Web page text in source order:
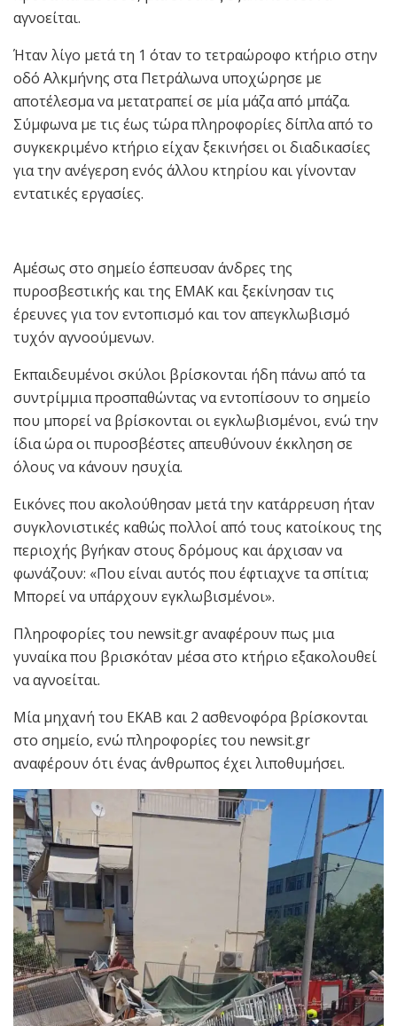
αγνοείται.
Ήταν λίγο μετά τη 1 όταν το τετραώροφο κτήριο στην
οδό Αλκμήνης στα Πετράλωνα υποχώρησε με
αποτέλεσμα να μετατραπεί σε μία μάζα από μπάζα.
Σύμφωνα με τις έως τώρα πληροφορίες δίπλα από το
συγκεκριμένο κτήριο είχαν ξεκινήσει οι διαδικασίες
για την ανέγερση ενός άλλου κτηρίου και γίνονταν
εντατικές εργασίες.
Αμέσως στο σημείο έσπευσαν άνδρες της
πυροσβεστικής και της ΕΜΑΚ και ξεκίνησαν τις
έρευνες για τον εντοπισμό και τον απεγκλωβισμό
τυχόν αγνοούμενων.
Εκπαιδευμένοι σκύλοι βρίσκονται ήδη πάνω από τα
συντρίμμια προσπαθώντας να εντοπίσουν το σημείο
που μπορεί να βρίσκονται οι εγκλωβισμένοι, ενώ την
ίδια ώρα οι πυροσβέστες απευθύνουν έκκληση σε
όλους να κάνουν ησυχία.
Εικόνες που ακολούθησαν μετά την κατάρρευση ήταν
συγκλονιστικές καθώς πολλοί από τους κατοίκους της
περιοχής βγήκαν στους δρόμους και άρχισαν να
φωνάζουν: «Που είναι αυτός που έφτιαχνε τα σπίτια;
Μπορεί να υπάρχουν εγκλωβισμένοι».
Πληροφορίες του newsit.gr αναφέρουν πως μια
γυναίκα που βρισκόταν μέσα στο κτήριο εξακολουθεί
να αγνοείται.
Μία μηχανή του ΕΚΑΒ και 2 ασθενοφόρα βρίσκονται
στο σημείο, ενώ πληροφορίες του newsit.gr
αναφέρουν ότι ένας άνθρωπος έχει λιποθυμήσει.